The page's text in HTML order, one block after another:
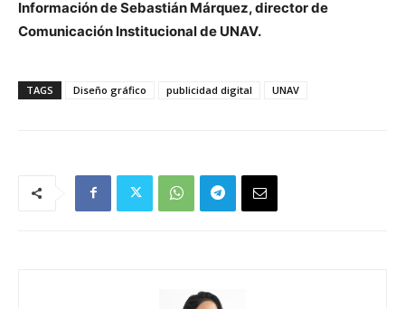
Información de Sebastián Márquez, director de
Comunicación Institucional de UNAV.
TAGS Diseño gráfico publicidad digital UNAV